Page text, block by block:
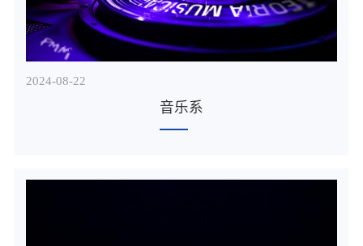
音乐系
22
2024-08